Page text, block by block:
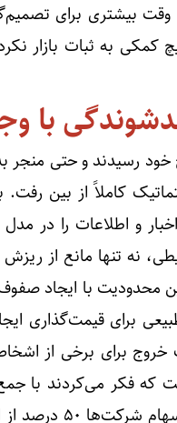
بیشتری برای
به ثبات بازار
با
رسیدند و حتی منجر
کاملاً از بین
و اطلاعات را در
نه تنها مانع از
محدودیت با ایجاد
برای قیمت‌گذاری
برای برخی از
که فکر می‌کردند
پایان رسیده